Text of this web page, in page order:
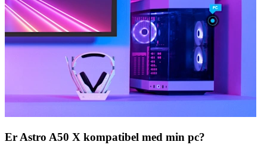
Er Astro A50 X kompatibel med min pc?